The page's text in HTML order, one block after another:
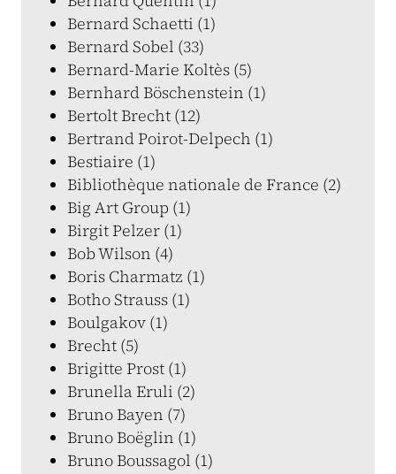
Bernard Schaetti (1)
Bernard Sobel (33)
Bernard-Marie Koltès (5)
Bernhard Böschenstein (1)
Bertolt Brecht (12)
Bertrand Poirot-Delpech (1)
Bestiaire (1)
Bibliothèque nationale de France (2)
Big Art Group (1)
Birgit Pelzer (1)
Bob Wilson (4)
Boris Charmatz (1)
Botho Strauss (1)
Boulgakov (1)
Brecht (5)
Brigitte Prost (1)
Brunella Eruli (2)
Bruno Bayen (7)
Bruno Boëglin (1)
Bruno Boussagol (1)